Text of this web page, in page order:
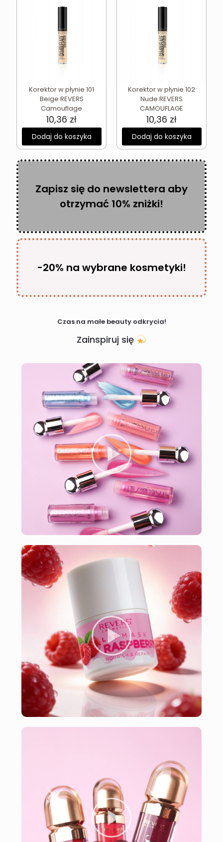
Korektor w płynie 101
Beige REVERS
Camouflage
10,36 zł
Dodaj do koszyka
Korektor w płynie 102
Nude REVERS
CAMOUFLAGE
10,36 zł
Dodaj do koszyka
Zapisz się do newslettera aby
otrzymać 10% zniżki!
-20% na wybrane kosmetyki!
Czas na małe beauty odkrycia!
Zainspiruj się